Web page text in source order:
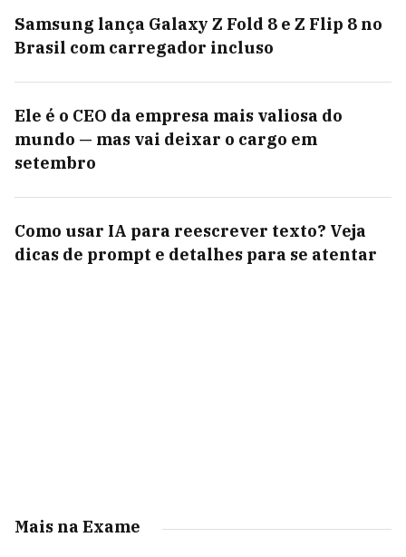
Samsung lança Galaxy Z Fold 8 e Z Flip 8 no
Brasil com carregador incluso
Ele é o CEO da empresa mais valiosa do
mundo — mas vai deixar o cargo em
setembro
Como usar IA para reescrever texto? Veja
dicas de prompt e detalhes para se atentar
Mais na Exame